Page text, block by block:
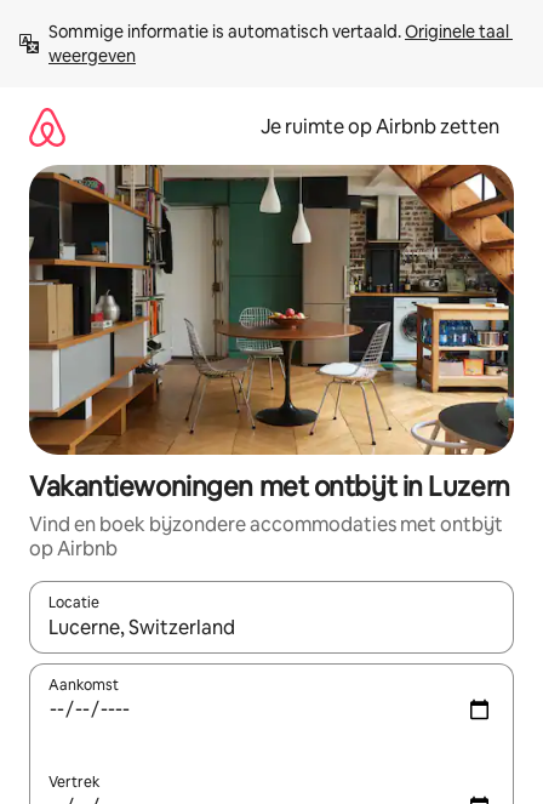
direct
naar
Sommige informatie is automatisch vertaald. Originele taal
weergeven
Je ruimte op Airbnb zetten
Vakantiewoningen met ontbijt in Luzern
Vind en boek bijzondere accommodaties met ontbijt
op Airbnb
Locatie
Wanneer er suggesties beschikbaar zijn, maak je een keuze
Aankomst
Vertrek